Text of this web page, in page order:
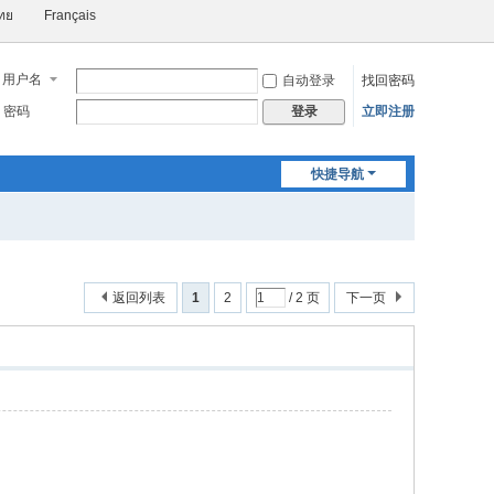
ย Français
用户名 自动登录
找回密码
密码
登录 立即注册
快捷导航
1 2 / 2 页 下一页
返回列表